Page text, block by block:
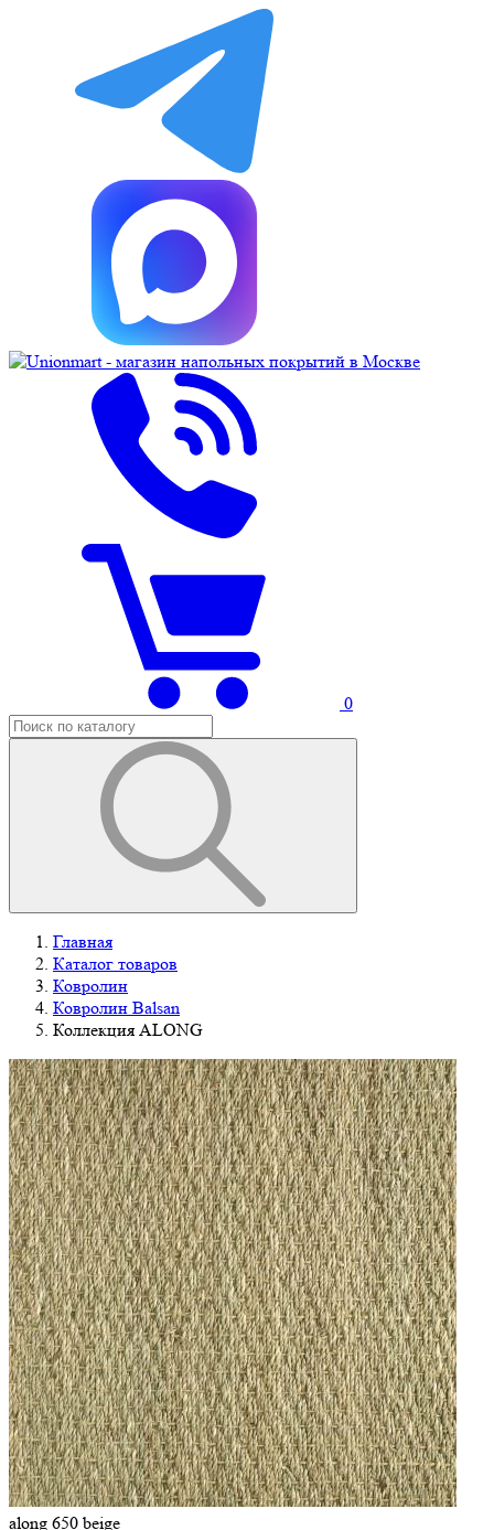
0
Главная
Каталог товаров
Ковролин
Ковролин Balsan
Коллекция ALONG
along 650 beige